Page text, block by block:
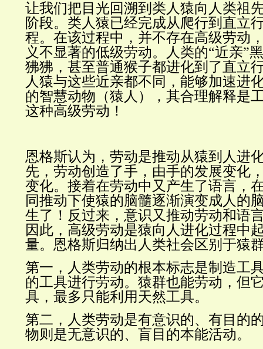
让我们把目光回溯到类人猿向人类祖
阶段。类人猿已经完成从爬行到直立
程。在该过程中，并不存在高级劳动
义不显著的低级劳动。人类的“近亲”
狒狒，甚至普通猴子都进化到了直立
人猿与这些近亲都不同，能够加速进
的智慧动物（猿人），其合理解释是
这种高级劳动！
恩格斯认为，劳动是推动从猿到人进
先，劳动创造了手，由手的发展变化
变化。接着在劳动中又产生了语言，
同推动下使猿的脑髓逐渐演变成人的
生了！反过来，意识又推动劳动和语
因此，高级劳动是猿向人进化过程中
量。恩格斯归纳出人类社会区别于猿
第一，人类劳动的根本标志是制造工
的工具进行劳动。猿群也能劳动，但
具，最多只能利用天然工具。
第二，人类劳动是有意识的、有目的
物则是无意识的、盲目的本能活动。